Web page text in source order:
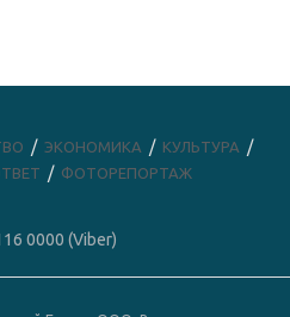
ЭКОНОМИКА
КУЛЬТУРА
ФОТОРЕПОРТАЖ
0000 (Viber)